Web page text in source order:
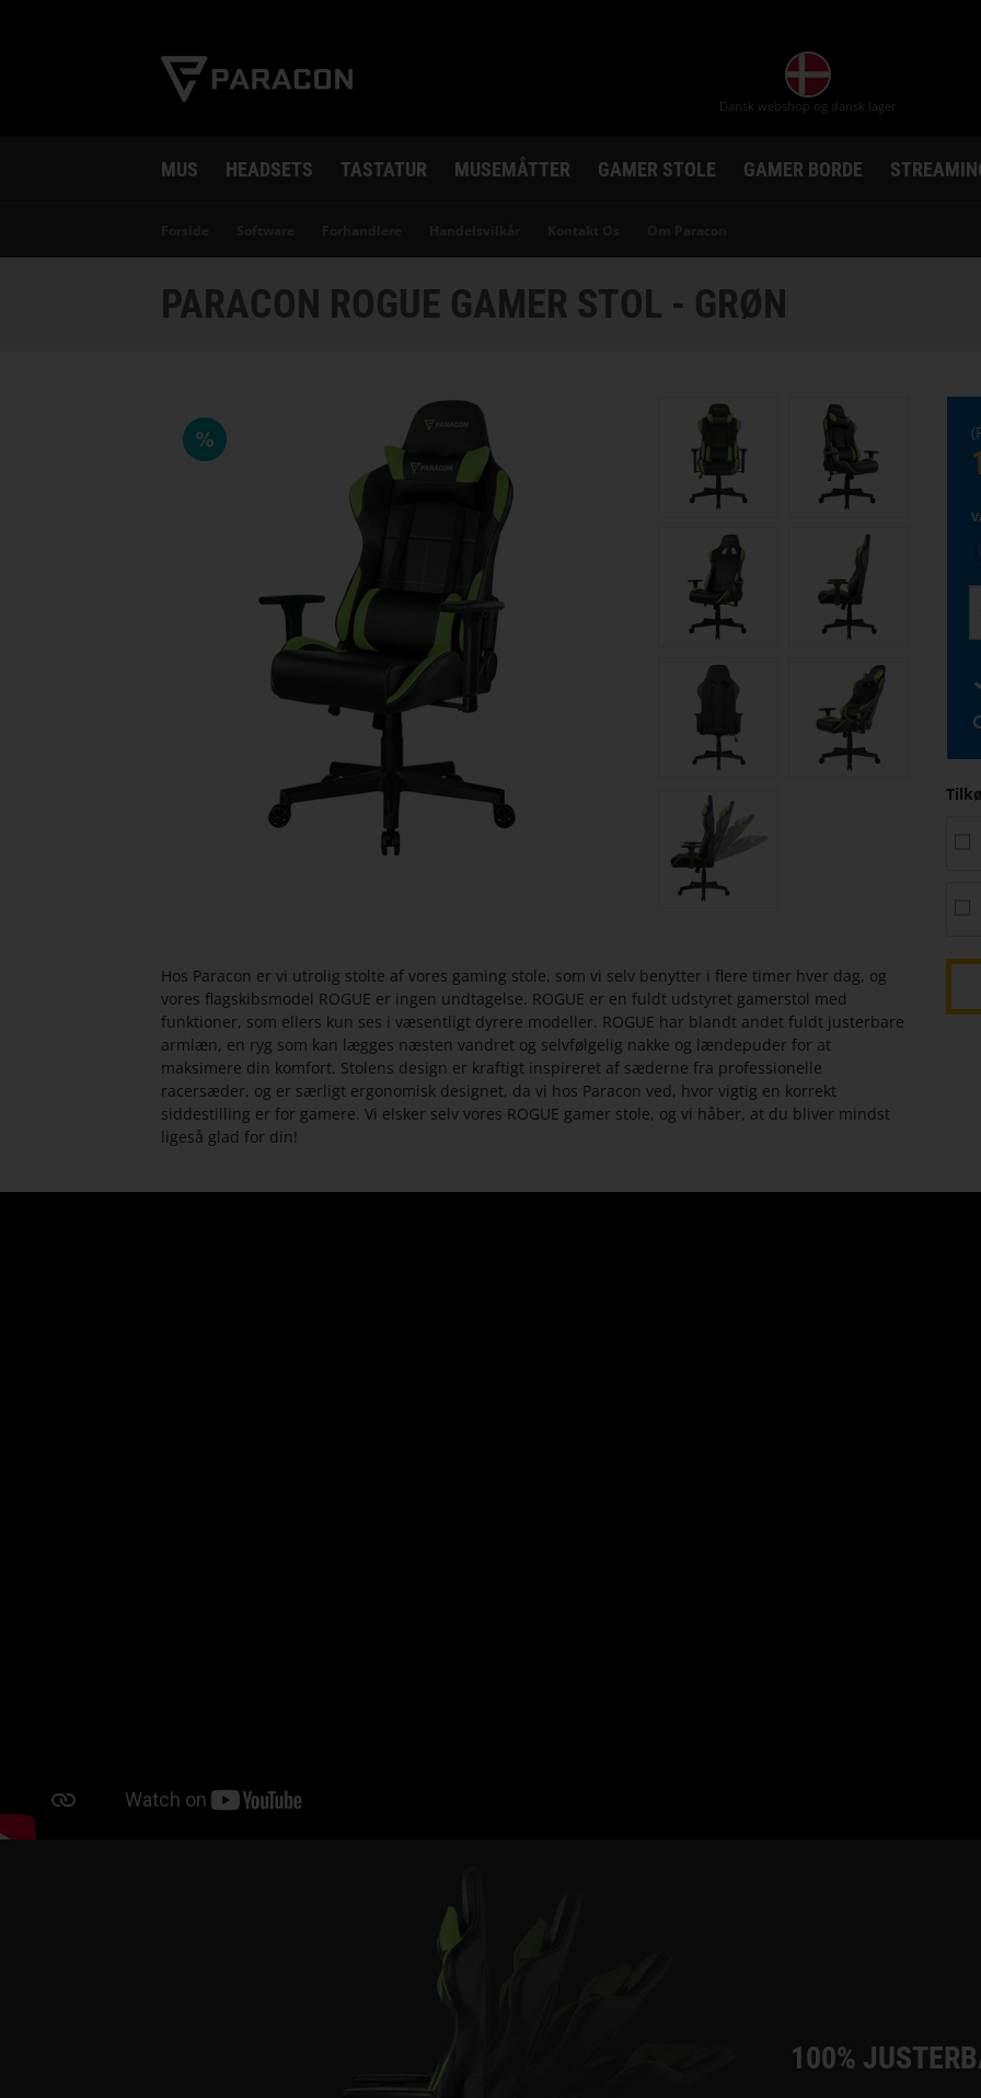
Dansk webshop og dansk lager
MUS HEADSETS TASTATUR MUSEMÅTTER GAMER STOLE GAMER BORDE
PARACON ROGUE GAMER STOL - GRØN
Hos Paracon er vi utrolig stolte af vores gaming stole, som vi selv benytter i flere timer hver dag, og
vores flagskibsmodel ROGUE er ingen undtagelse. ROGUE er en fuldt udstyret gamerstol med
funktioner, som ellers kun ses i væsentligt dyrere modeller. ROGUE har blandt andet fuldt justerbare
armlæn, en ryg som kan lægges næsten vandret og selvfølgelig nakke og lændepuder for at
maksimere din komfort. Stolens design er kraftigt inspireret af sæderne fra professionelle
racersæder, og er særligt ergonomisk designet, da vi hos Paracon ved, hvor vigtig en korrekt
siddestilling er for gamere. Vi elsker selv vores ROGUE gamer stole, og vi håber, at du bliver mindst
ligeså glad for din!
100%